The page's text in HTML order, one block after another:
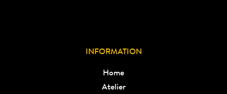
INFORMATION
Home
Atelier